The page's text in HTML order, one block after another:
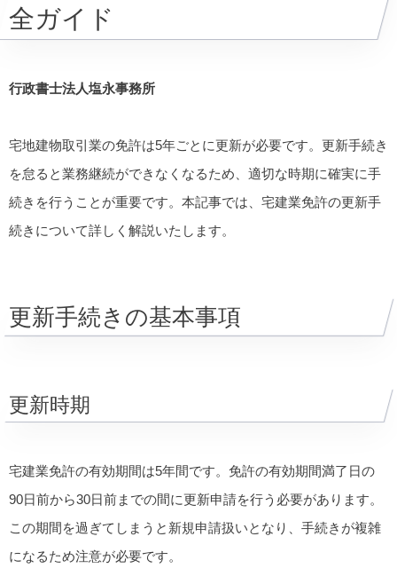
全ガイド
行政書士法人塩永事務所
宅地建物取引業の免許は5年ごとに更新が必要です。更新手続き
を怠ると業務継続ができなくなるため、適切な時期に確実に手
続きを行うことが重要です。本記事では、宅建業免許の更新手
続きについて詳しく解説いたします。
更新手続きの基本事項
更新時期
宅建業免許の有効期間は5年間です。免許の有効期間満了日の
90日前から30日前までの間に更新申請を行う必要があります。
この期間を過ぎてしまうと新規申請扱いとなり、手続きが複雑
になるため注意が必要です。